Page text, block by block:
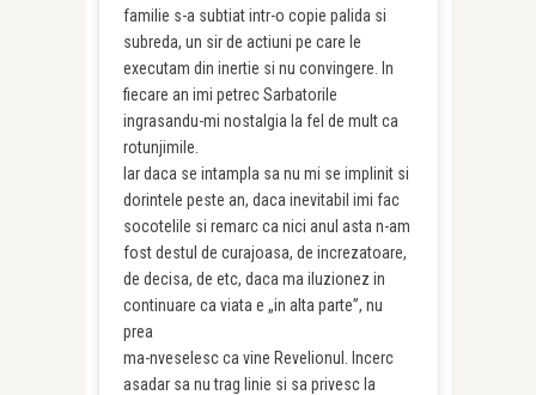
familie s-a subtiat intr-o copie palida si
subreda, un sir de actiuni pe care le
executam din inertie si nu convingere. In
fiecare an imi petrec Sarbatorile
ingrasandu-mi nostalgia la fel de mult ca
rotunjimile.
Iar daca se intampla sa nu mi se implinit si
dorintele peste an, daca inevitabil imi fac
socotelile si remarc ca nici anul asta n-am
fost destul de curajoasa, de increzatoare,
de decisa, de etc, daca ma iluzionez in
continuare ca viata e „in alta parte”, nu
prea
ma-nveselesc ca vine Revelionul. Incerc
asadar sa nu trag linie si sa privesc la